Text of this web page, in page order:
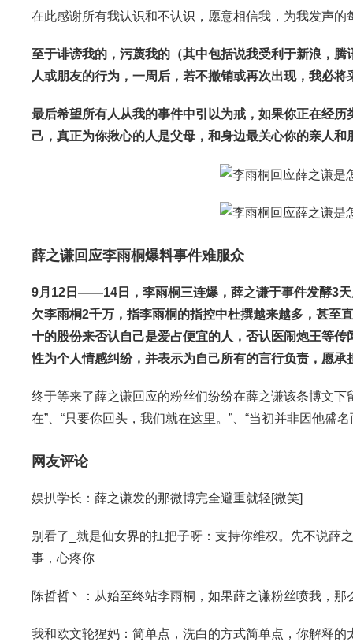
在此感谢所有我认识和不认识，愿意相信我，为我发声的
至于诽谤我的，污蔑我的（其中包括说我受利于新浪，
人或朋友的行为，一周后，若不撤销或再次出现，我必将
最后希望所有人从我的事件中引以为戒，如果你正在经
己，真正为你揪心的人是父母，和身边最关心你的亲人和
薛之谦回应李雨桐爆料事件难服众
9月12日——14日，李雨桐三连爆，薛之谦于事件发酵3
欠李雨桐2千万，指李雨桐的指控中杜撰越来越多，甚至
十的股份来否认自己是爱占便宜的人，否认医闹炮王等
性为个人情感纠纷，并表示为自己所有的言行负责，愿承
终于等来了薛之谦回应的粉丝们纷纷在薛之谦该条博文
在”、“只要你回头，我们就在这里。”、“当初并非因他盛
网友评论
娱扒学长：薛之谦发的那微博完全避重就轻[微笑]
别看了_就是仙女界的扛把子呀：支持你维权。先不说薛
事，心疼你
陈哲哲丶：从始至终站李雨桐，如果薛之谦粉丝喷我，
我和欧文轮猩妈：简单点，洗白的方式简单点，你解释